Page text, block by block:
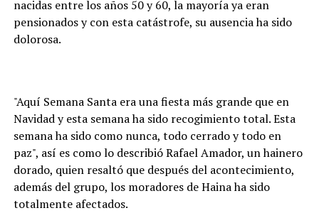
nacidas entre los años 50 y 60, la mayoría ya eran
pensionados y con esta catástrofe, su ausencia ha sido
dolorosa.
"Aquí Semana Santa era una fiesta más grande que en
Navidad y esta semana ha sido recogimiento total. Esta
semana ha sido como nunca, todo cerrado y todo en
paz", así es como lo describió Rafael Amador, un hainero
dorado, quien resaltó que después del acontecimiento,
además del grupo, los moradores de Haina ha sido
totalmente afectados.